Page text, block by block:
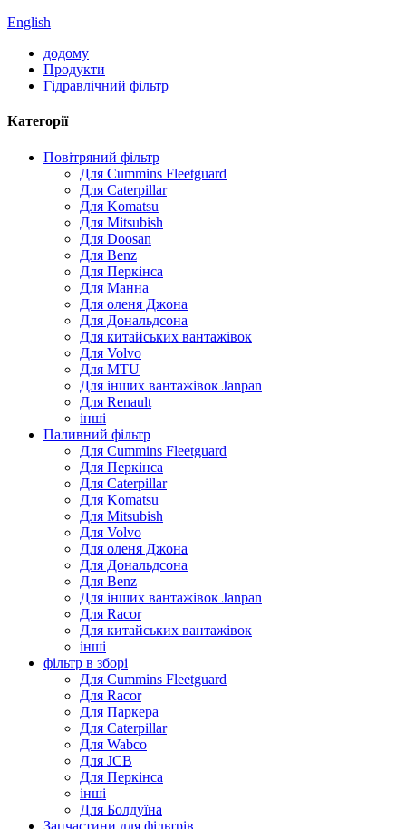
English
додому
Продукти
Гідравлічний фільтр
Категорії
Повітряний фільтр
Для Cummins Fleetguard
Для Caterpillar
Для Komatsu
Для Mitsubish
Для Doosan
Для Benz
Для Перкінса
Для Манна
Для оленя Джона
Для Дональдсона
Для китайських вантажівок
Для Volvo
Для MTU
Для інших вантажівок Janpan
Для Renault
інші
Паливний фільтр
Для Cummins Fleetguard
Для Перкінса
Для Caterpillar
Для Komatsu
Для Mitsubish
Для Volvo
Для оленя Джона
Для Дональдсона
Для Benz
Для інших вантажівок Janpan
Для Racor
Для китайських вантажівок
інші
фільтр в зборі
Для Cummins Fleetguard
Для Racor
Для Паркера
Для Caterpillar
Для Wabco
Для JCB
Для Перкінса
інші
Для Болдуїна
Запчастини для фільтрів